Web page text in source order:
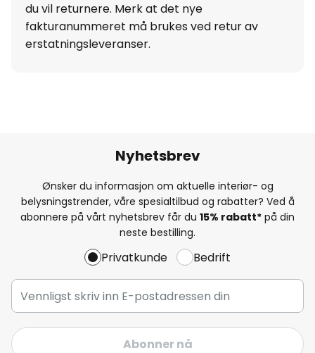
du vil returnere. Merk at det nye
fakturanummeret må brukes ved retur av
erstatningsleveranser.
Nyhetsbrev
Ønsker du informasjon om aktuelle interiør- og
belysningstrender, våre spesialtilbud og rabatter? Ved å
abonnere på vårt nyhetsbrev får du 15% rabatt* på din
neste bestilling.
Privatkunde Bedrift
Abonner nå